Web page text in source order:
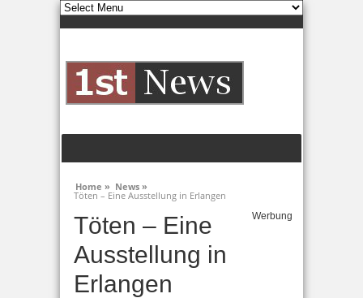
Home » News »
Töten – Eine Ausstellung in Erlangen
Töten – Eine
Ausstellung in
Erlangen
Werbung